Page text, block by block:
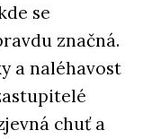
se
značná.
a naléhavost
chuť a